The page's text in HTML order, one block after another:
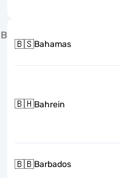
B
🇧🇸Bahamas
🇧🇭Bahrein
🇧🇧Barbados